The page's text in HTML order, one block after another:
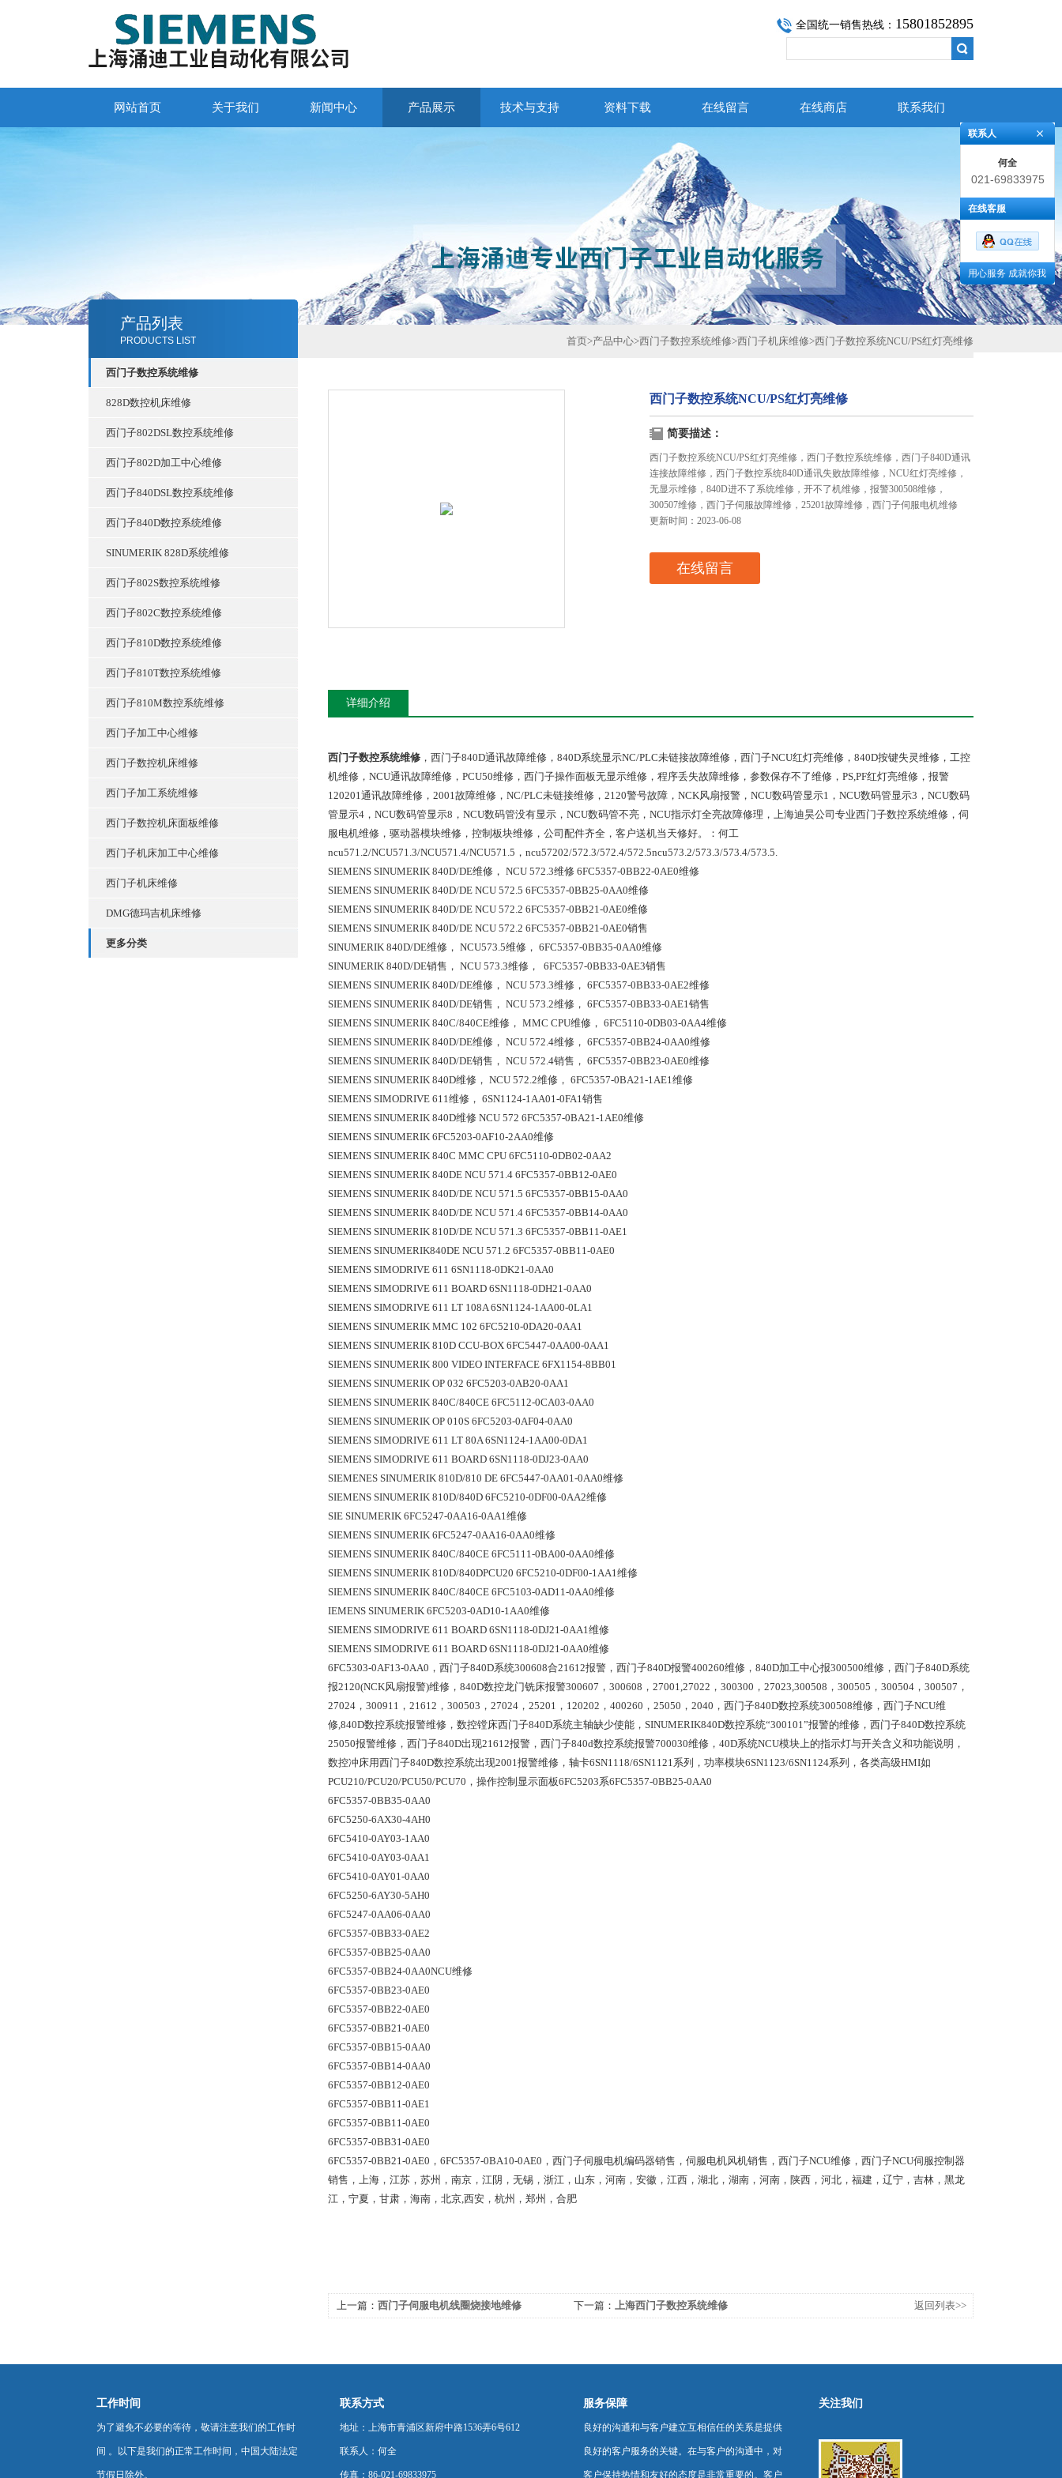
全国统一销售热线： 15801852895
网站首页 关于我们 新闻中心 产品展示 技术与支持 资料下载 在线留言 在线商店 联系我们
产品列表
PRODUCTS LIST
西门子数控系统维修
828D数控机床维修
西门子802DSL数控系统维修
西门子802D加工中心维修
西门子840DSL数控系统维修
西门子840D数控系统维修
SINUMERIK 828D系统维修
西门子802S数控系统维修
西门子802C数控系统维修
西门子810D数控系统维修
西门子810T数控系统维修
西门子810M数控系统维修
西门子加工中心维修
西门子数控机床维修
西门子加工系统维修
西门子数控机床面板维修
西门子机床加工中心维修
西门子机床维修
DMG德玛吉机床维修
更多分类
首页>产品中心>西门子数控系统维修>西门子机床维修>西门子数控系统NCU/PS红灯亮维修
西门子数控系统NCU/PS红灯亮维修
简要描述：
西门子数控系统NCU/PS红灯亮维修，西门子数控系统维修，西门子840D通讯
连接故障维修，西门子数控系统840D通讯失败故障维修，NCU红灯亮维修，
无显示维修，840D进不了系统维修，开不了机维修，报警300508维修，
300507维修，西门子伺服故障维修，25201故障维修，西门子伺服电机维修
更新时间：2023-06-08
在线留言
详细介绍
西门子数控系统维修 ，西门子840D通讯故障维修，840D系统显示NC/PLC未链接故障维修，西门子NCU红灯亮维修，840D按键失灵维修，工控
机维修，NCU通讯故障维修，PCU50维修，西门子操作面板无显示维修，程序丢失故障维修，参数保存不了维修，PS,PF红灯亮维修，报警
120201通讯故障维修，2001故障维修，NC/PLC未链接维修，2120警号故障，NCK风扇报警，NCU数码管显示1，NCU数码管显示3，NCU数码
管显示4，NCU数码管显示8，NCU数码管没有显示，NCU数码管不亮，NCU指示灯全亮故障修理，上海迪昊公司专业西门子数控系统维修，伺
服电机维修，驱动器模块维修，控制板块维修，公司配件齐全，客户送机当天修好。：何工
ncu571.2/NCU571.3/NCU571.4/NCU571.5，ncu57202/572.3/572.4/572.5ncu573.2/573.3/573.4/573.5.
SIEMENS SINUMERIK 840D/DE维修， NCU 572.3维修 6FC5357-0BB22-0AE0维修
SIEMENS SINUMERIK 840D/DE NCU 572.5 6FC5357-0BB25-0AA0维修
SIEMENS SINUMERIK 840D/DE NCU 572.2 6FC5357-0BB21-0AE0维修
SIEMENS SINUMERIK 840D/DE NCU 572.2 6FC5357-0BB21-0AE0销售
SINUMERIK 840D/DE维修， NCU573.5维修， 6FC5357-0BB35-0AA0维修
SINUMERIK 840D/DE销售， NCU 573.3维修，  6FC5357-0BB33-0AE3销售
SIEMENS SINUMERIK 840D/DE维修， NCU 573.3维修， 6FC5357-0BB33-0AE2维修
SIEMENS SINUMERIK 840D/DE销售， NCU 573.2维修， 6FC5357-0BB33-0AE1销售
SIEMENS SINUMERIK 840C/840CE维修， MMC CPU维修， 6FC5110-0DB03-0AA4维修
SIEMENS SINUMERIK 840D/DE维修， NCU 572.4维修， 6FC5357-0BB24-0AA0维修
SIEMENS SINUMERIK 840D/DE销售， NCU 572.4销售， 6FC5357-0BB23-0AE0维修
SIEMENS SINUMERIK 840D维修， NCU 572.2维修， 6FC5357-0BA21-1AE1维修
SIEMENS SIMODRIVE 611维修， 6SN1124-1AA01-0FA1销售
SIEMENS SINUMERIK 840D维修 NCU 572 6FC5357-0BA21-1AE0维修
SIEMENS SINUMERIK 6FC5203-0AF10-2AA0维修
SIEMENS SINUMERIK 840C MMC CPU 6FC5110-0DB02-0AA2
SIEMENS SINUMERIK 840DE NCU 571.4 6FC5357-0BB12-0AE0
SIEMENS SINUMERIK 840D/DE NCU 571.5 6FC5357-0BB15-0AA0
SIEMENS SINUMERIK 840D/DE NCU 571.4 6FC5357-0BB14-0AA0
SIEMENS SINUMERIK 810D/DE NCU 571.3 6FC5357-0BB11-0AE1
SIEMENS SINUMERIK840DE NCU 571.2 6FC5357-0BB11-0AE0
SIEMENS SIMODRIVE 611 6SN1118-0DK21-0AA0
SIEMENS SIMODRIVE 611 BOARD 6SN1118-0DH21-0AA0
SIEMENS SIMODRIVE 611 LT 108A 6SN1124-1AA00-0LA1
SIEMENS SINUMERIK MMC 102 6FC5210-0DA20-0AA1
SIEMENS SINUMERIK 810D CCU-BOX 6FC5447-0AA00-0AA1
SIEMENS SINUMERIK 800 VIDEO INTERFACE 6FX1154-8BB01
SIEMENS SINUMERIK OP 032 6FC5203-0AB20-0AA1
SIEMENS SINUMERIK 840C/840CE 6FC5112-0CA03-0AA0
SIEMENS SINUMERIK OP 010S 6FC5203-0AF04-0AA0
SIEMENS SIMODRIVE 611 LT 80A 6SN1124-1AA00-0DA1
SIEMENS SIMODRIVE 611 BOARD 6SN1118-0DJ23-0AA0
SIEMENES SINUMERIK 810D/810 DE 6FC5447-0AA01-0AA0维修
SIEMENS SINUMERIK 810D/840D 6FC5210-0DF00-0AA2维修
SIE SINUMERIK 6FC5247-0AA16-0AA1维修
SIEMENS SINUMERIK 6FC5247-0AA16-0AA0维修
SIEMENS SINUMERIK 840C/840CE 6FC5111-0BA00-0AA0维修
SIEMENS SINUMERIK 810D/840DPCU20 6FC5210-0DF00-1AA1维修
SIEMENS SINUMERIK 840C/840CE 6FC5103-0AD11-0AA0维修
IEMENS SINUMERIK 6FC5203-0AD10-1AA0维修
SIEMENS SIMODRIVE 611 BOARD 6SN1118-0DJ21-0AA1维修
SIEMENS SIMODRIVE 611 BOARD 6SN1118-0DJ21-0AA0维修
6FC5303-0AF13-0AA0，西门子840D系统300608合21612报警，西门子840D报警400260维修，840D加工中心报300500维修，西门子840D系统
报2120(NCK风扇报警)维修，840D数控龙门铣床报警300607，300608，27001,27022，300300，27023,300508，300505，300504，300507，
27024，300911，21612，300503，27024，25201，120202，400260，25050，2040，西门子840D数控系统300508维修，西门子NCU维
修,840D数控系统报警维修，数控镗床西门子840D系统主轴缺少使能，SINUMERIK840D数控系统“300101”报警的维修，西门子840D数控系统
25050报警维修，西门子840D出现21612报警，西门子840d数控系统报警700030维修，40D系统NCU模块上的指示灯与开关含义和功能说明，
数控冲床用西门子840D数控系统出现2001报警维修，轴卡6SN1118/6SN1121系列，功率模块6SN1123/6SN1124系列，各类高级HMI如
PCU210/PCU20/PCU50/PCU70，操作控制显示面板6FC5203系6FC5357-0BB25-0AA0
6FC5357-0BB35-0AA0
6FC5250-6AX30-4AH0
6FC5410-0AY03-1AA0
6FC5410-0AY03-0AA1
6FC5410-0AY01-0AA0
6FC5250-6AY30-5AH0
6FC5247-0AA06-0AA0
6FC5357-0BB33-0AE2
6FC5357-0BB25-0AA0
6FC5357-0BB24-0AA0NCU维修
6FC5357-0BB23-0AE0
6FC5357-0BB22-0AE0
6FC5357-0BB21-0AE0
6FC5357-0BB15-0AA0
6FC5357-0BB14-0AA0
6FC5357-0BB12-0AE0
6FC5357-0BB11-0AE1
6FC5357-0BB11-0AE0
6FC5357-0BB31-0AE0
6FC5357-0BB21-0AE0，6FC5357-0BA10-0AE0，西门子伺服电机编码器销售，伺服电机风机销售，西门子NCU维修，西门子NCU伺服控制器
销售，上海，江苏，苏州，南京，江阴，无锡，浙江，山东，河南，安徽，江西，湖北，湖南，河南，陕西，河北，福建，辽宁，吉林，黑龙
江，宁夏，甘肃，海南，北京,西安，杭州，郑州，合肥
上一篇： 西门子伺服电机线圈烧接地维修 下一篇： 上海西门子数控系统维修 返回列表>>
工作时间
为了避免不必要的等待，敬请注意我们的工作时
间 。以下是我们的正常工作时间，中国大陆法定
节假日除外。
联系方式
地址：上海市青浦区新府中路1536弄6号612
联系人：何全
传真：86-021-69833975
服务保障
良好的沟通和与客户建立互相信任的关系是提供
良好的客户服务的关键。在与客户的沟通中，对
客户保持热情和友好的态度是非常重要的。客户
关注我们
联系人
何全
021-69833975
在线客服
用心服务 成就你我